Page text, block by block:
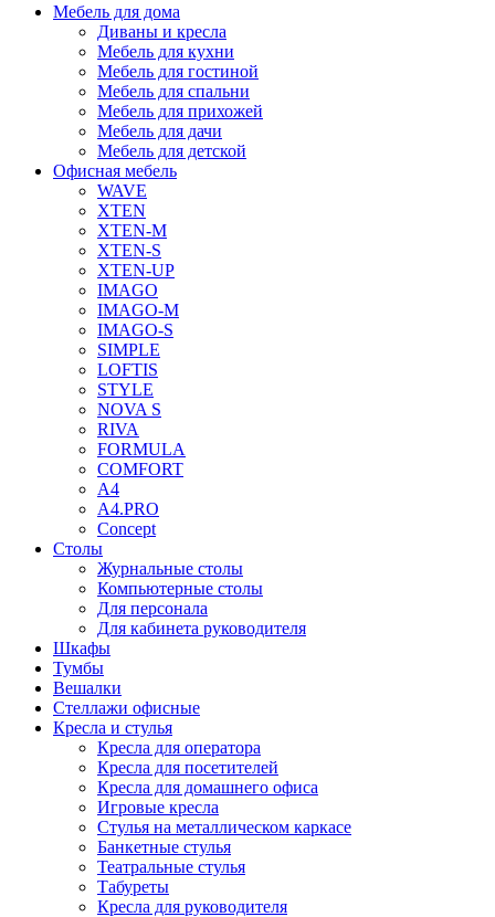
Мебель для дома
Диваны и кресла
Мебель для кухни
Мебель для гостиной
Мебель для спальни
Мебель для прихожей
Мебель для дачи
Мебель для детской
Офисная мебель
WAVE
XTEN
XTEN-M
XTEN-S
XTEN-UP
IMAGO
IMAGO-M
IMAGO-S
SIMPLE
LOFTIS
STYLE
NOVA S
RIVA
FORMULA
COMFORT
A4
A4.PRO
Concept
Столы
Журнальные столы
Компьютерные столы
Для персонала
Для кабинета руководителя
Шкафы
Тумбы
Вешалки
Стеллажи офисные
Кресла и стулья
Кресла для оператора
Кресла для посетителей
Кресла для домашнего офиса
Игровые кресла
Стулья на металлическом каркасе
Банкетные стулья
Театральные стулья
Табуреты
Кресла для руководителя